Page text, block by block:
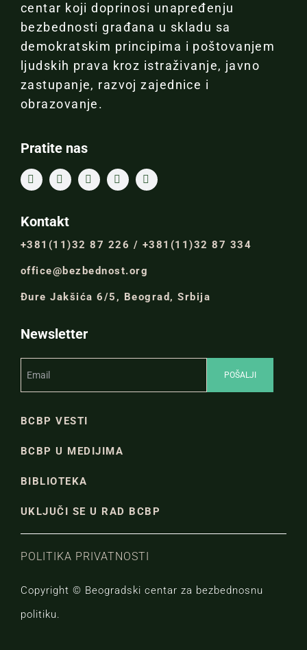
centar koji doprinosi unapređenju
bezbednosti građana u skladu sa
demokratskim principima i poštovanjem
ljudskih prava kroz istraživanje, javno
zastupanje, razvoj zajednice i
obrazovanje.
Pratite nas
Kontakt
+381(11)32 87 226 / +381(11)32 87 334
office@bezbednost.org
Đure Jakšića 6/5, Beograd, Srbija
Newsletter
BCBP VESTI
BCBP U MEDIJIMA
BIBLIOTEKA
UKLJUČI SE U RAD BCBP
POLITIKA PRIVATNOSTI
Copyright © Beogradski centar za bezbednosnu
politiku.